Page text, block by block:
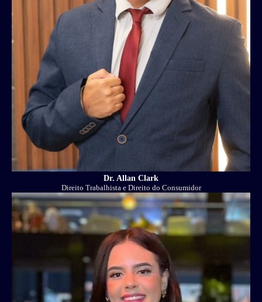
Dr. Allan Clark
Direito Trabalhista e Direito do Consumidor